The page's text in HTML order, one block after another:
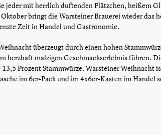
jeder mit herrlich duftenden Plätzchen, heißem
bringt die Warsteiner Brauerei wieder das
Zeit in Handel und Gastronomie.
überzeugt durch einen hohen
herzhaft malzigen Geschmackserlebnis führen.
Prozent Stammwürze. Warsteiner Weihnacht
im 6er-Pack und im 4x6er-Kasten im Handel